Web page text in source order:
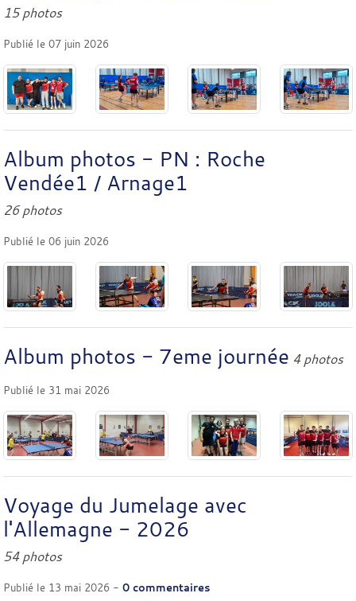
15 photos
Publié le 07 juin 2026
Album photos - PN : Roche
Vendée1 / Arnage1
26 photos
Publié le 06 juin 2026
Album photos - 7eme journée 4 photos
Publié le 31 mai 2026
Voyage du Jumelage avec
l'Allemagne - 2026
54 photos
Publié le 13 mai 2026 - 0 commentaires